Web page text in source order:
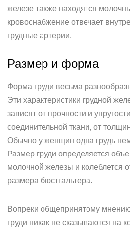
железе также находятся
кровоснабжение отвечает
грудные артерии.
Размер и форма
Форма груди весьма
Эти характеристики грудной
зависят от прочности и
соединительной ткани, от
Обычно у женщин одна грудь
Размер груди определяется
молочной железы и колеблется
размера бюстгальтера.
Вопреки общепринятому
груди никак не сказываются на